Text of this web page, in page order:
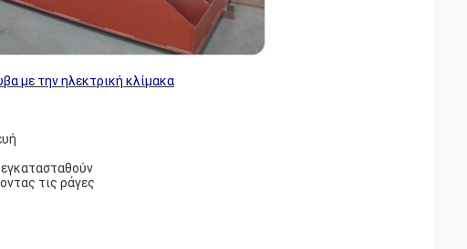
με την ηλεκτρική κλίμακα
τις ράγες